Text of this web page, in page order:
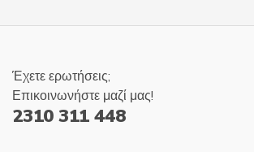
Έχετε ερωτήσεις;
Επικοινωνήστε μαζί μας!
2310 311 448